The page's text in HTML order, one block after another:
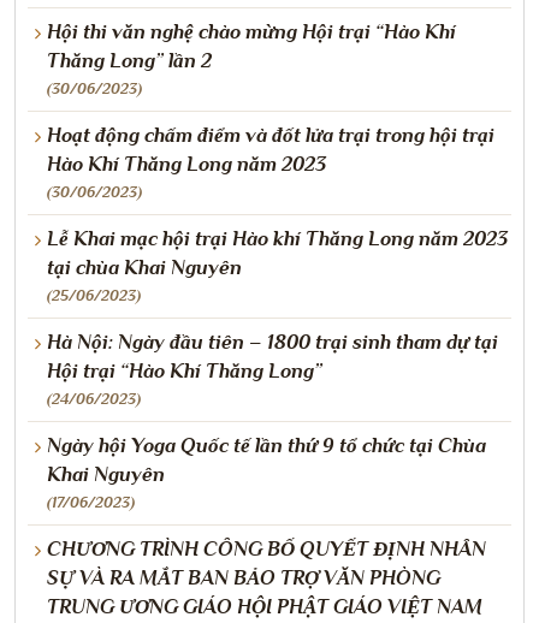
Hội thi văn nghệ chào mừng Hội trại “Hào Khí
Thăng Long” lần 2
(30/06/2023)
Hoạt động chấm điểm và đốt lửa trại trong hội trại
Hào Khí Thăng Long năm 2023
(30/06/2023)
Lễ Khai mạc hội trại Hào khí Thăng Long năm 2023
tại chùa Khai Nguyên
(25/06/2023)
Hà Nội: Ngày đầu tiên – 1800 trại sinh tham dự tại
Hội trại “Hào Khí Thăng Long”
(24/06/2023)
Ngày hội Yoga Quốc tế lần thứ 9 tổ chức tại Chùa
Khai Nguyên
(17/06/2023)
CHƯƠNG TRÌNH CÔNG BỐ QUYẾT ĐỊNH NHÂN
SỰ VÀ RA MẮT BAN BẢO TRỢ VĂN PHÒNG
TRUNG ƯƠNG GIÁO HỘI PHẬT GIÁO VIỆT NAM